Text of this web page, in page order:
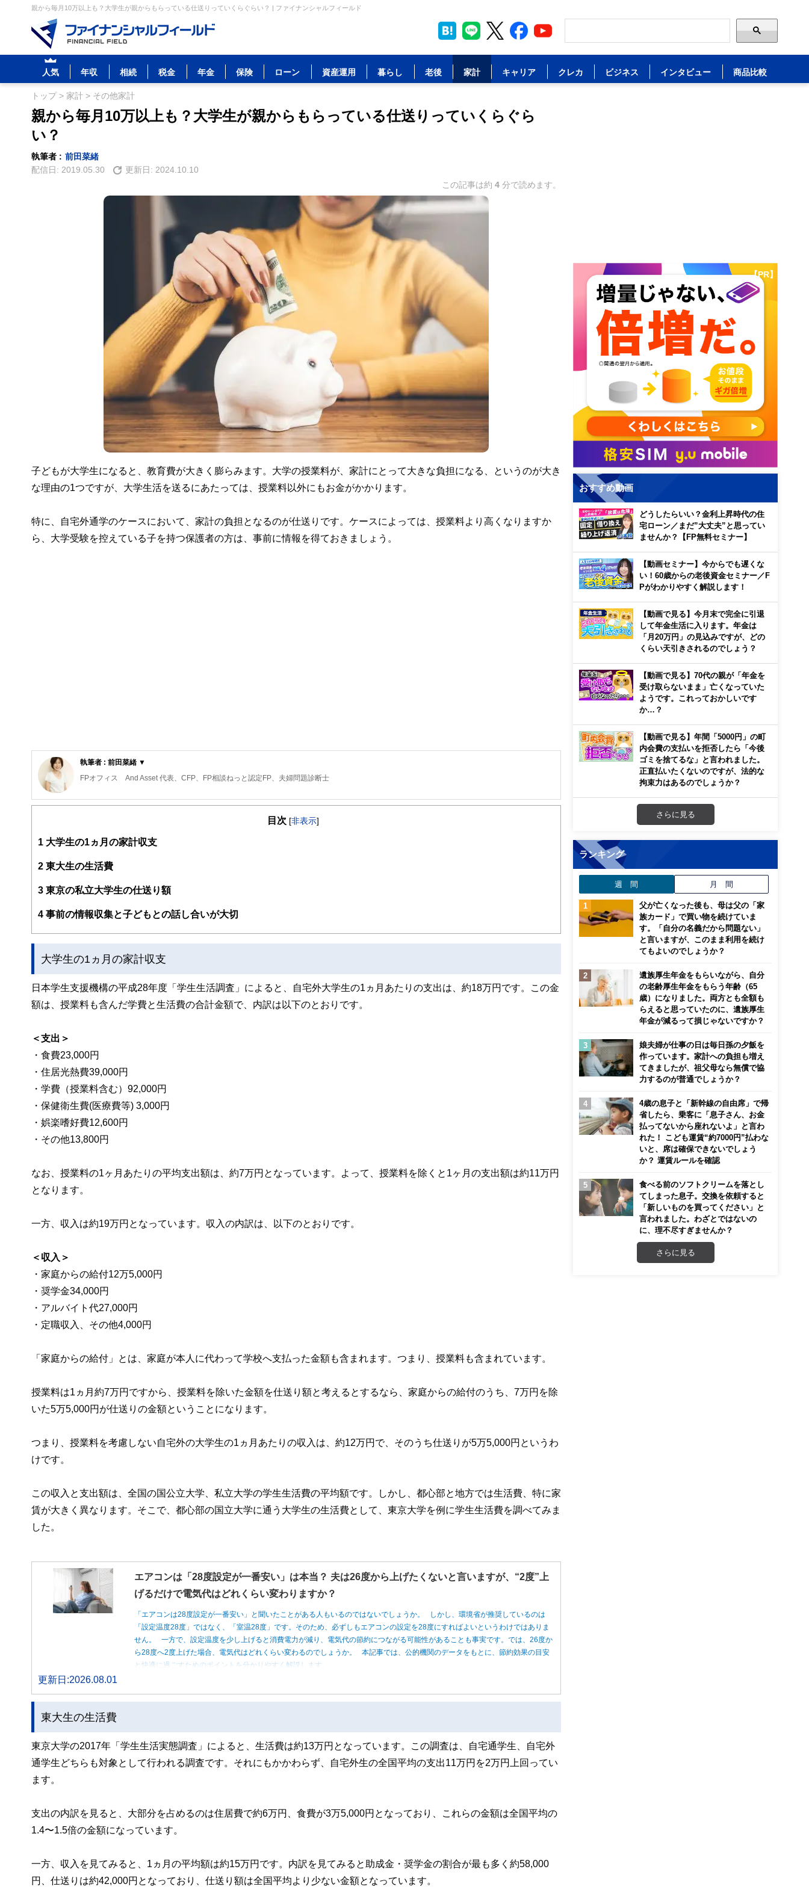
親から毎月10万以上も？大学生が親からもらっている仕送りっていくらぐらい？ | ファイナンシャルフィールド
人気 年収 相続 税金 年金 保険 ローン 資産運用 暮らし 老後 家計 キャリア クレカ ビジネス インタビュー 商品比較
トップ> 家計 > その他家計
親から毎月10万以上も？大学生が親からもらっている仕送りっていくらぐら
い？
執筆者 : 前田菜緒
配信日: 2019.05.30 更新日: 2024.10.10
この記事は約 4 分で読めます。
子どもが大学生になると、教育費が大きく膨らみます。大学の授業料が、家計にとって大きな負担になる、というのが大き
な理由の1つですが、大学生活を送るにあたっては、授業料以外にもお金がかかります。
特に、自宅外通学のケースにおいて、家計の負担となるのが仕送りです。ケースによっては、授業料より高くなりますか
ら、大学受験を控えている子を持つ保護者の方は、事前に情報を得ておきましょう。
執筆者 : 前田菜緒 ▼
FPオフィス And Asset 代表、CFP、FP相談ねっと認定FP、夫婦問題診断士
保険代理店勤務を経て独立。高齢出産夫婦が2人目を産み、マイホームを購入しても子どもが健全な環境で育ち、人生が黒字になるようライフプラ
https://www.andasset.net/
目次 [非表示]
1 大学生の1ヵ月の家計収支
2 東大生の生活費
3 東京の私立大学生の仕送り額
4 事前の情報収集と子どもとの話し合いが大切
大学生の1ヵ月の家計収支
日本学生支援機構の平成28年度「学生生活調査」によると、自宅外大学生の1ヵ月あたりの支出は、約18万円です。この金
額は、授業料も含んだ学費と生活費の合計金額で、内訳は以下のとおりです。
＜支出＞
・食費23,000円
・住居光熱費39,000円
・学費（授業料含む）92,000円
・保健衛生費(医療費等) 3,000円
・娯楽嗜好費12,600円
・その他13,800円
なお、授業料の1ヶ月あたりの平均支出額は、約7万円となっています。よって、授業料を除くと1ヶ月の支出額は約11万円
となります。
一方、収入は約19万円となっています。収入の内訳は、以下のとおりです。
＜収入＞
・家庭からの給付12万5,000円
・奨学金34,000円
・アルバイト代27,000円
・定職収入、その他4,000円
「家庭からの給付」とは、家庭が本人に代わって学校へ支払った金額も含まれます。つまり、授業料も含まれています。
授業料は1ヵ月約7万円ですから、授業料を除いた金額を仕送り額と考えるとするなら、家庭からの給付のうち、7万円を除
いた5万5,000円が仕送りの金額ということになります。
つまり、授業料を考慮しない自宅外の大学生の1ヵ月あたりの収入は、約12万円で、そのうち仕送りが5万5,000円というわ
けです。
この収入と支出額は、全国の国公立大学、私立大学の学生生活費の平均額です。しかし、都心部と地方では生活費、特に家
賃が大きく異なります。そこで、都心部の国立大学に通う大学生の生活費として、東京大学を例に学生生活費を調べてみま
した。
エアコンは「28度設定が一番安い」は本当？ 夫は26度から上げたくないと言いますが、“2度”上
げるだけで電気代はどれくらい変わりますか？
「エアコンは28度設定が一番安い」と聞いたことがある人もいるのではないでしょうか。 しかし、環境省が推奨しているのは
「設定温度28度」ではなく、「室温28度」です。そのため、必ずしもエアコンの設定を28度にすればよいというわけではありま
せん。 一方で、設定温度を少し上げると消費電力が減り、電気代の節約につながる可能性があることも事実です。では、26度か
ら28度へ2度上げた場合、電気代はどれくらい変わるのでしょうか。 本記事では、公的機関のデータをもとに、節約効果の目安
と快適に過ごすためのポイントを分かりやすく解説します。
更新日:2026.08.01
東大生の生活費
東京大学の2017年「学生生活実態調査」によると、生活費は約13万円となっています。この調査は、自宅通学生、自宅外
通学生どちらも対象として行われる調査です。それにもかかわらず、自宅外生の全国平均の支出11万円を2万円上回ってい
ます。
支出の内訳を見ると、大部分を占めるのは住居費で約6万円、食費が3万5,000円となっており、これらの金額は全国平均の
1.4〜1.5倍の金額になっています。
一方、収入を見てみると、1ヵ月の平均額は約15万円です。内訳を見てみると助成金・奨学金の割合が最も多く約58,000
円、仕送りは約42,000円となっており、仕送り額は全国平均より少ない金額となっています。
【PR】
おすすめ動画
どうしたらいい？金利上昇時代の住
宅ローン／まだ”大丈夫”と思ってい
ませんか？【FP無料セミナー】
【動画セミナー】今からでも遅くな
い！60歳からの老後資金セミナー／F
Pがわかりやすく解説します！
【動画で見る】今月末で完全に引退
して年金生活に入ります。年金は
「月20万円」の見込みですが、どの
くらい天引きされるのでしょう？
【動画で見る】70代の親が「年金を
受け取らないまま」亡くなっていた
ようです。これっておかしいです
か…？
【動画で見る】年間「5000円」の町
内会費の支払いを拒否したら「今後
ゴミを捨てるな」と言われました。
正直払いたくないのですが、法的な
拘束力はあるのでしょうか？
さらに見る
ランキング
週 間 月 間
父が亡くなった後も、母は父の「家
族カード」で買い物を続けていま
す。「自分の名義だから問題ない」
と言いますが、このまま利用を続け
てもよいのでしょうか？
遺族厚生年金をもらいながら、自分
の老齢厚生年金をもらう年齢（65
歳）になりました。両方とも全額も
らえると思っていたのに、遺族厚生
年金が減るって損じゃないですか？
娘夫婦が仕事の日は毎日孫の夕飯を
作っています。家計への負担も増え
てきましたが、祖父母なら無償で協
力するのが普通でしょうか？
4歳の息子と「新幹線の自由席」で帰
省したら、乗客に「息子さん、お金
払ってないから座れないよ」と言わ
れた！ こども運賃“約7000円”払わな
いと、席は確保できないでしょう
か？ 運賃ルールを確認
食べる前のソフトクリームを落とし
てしまった息子。交換を依頼すると
「新しいものを買ってください」と
言われました。わざとではないの
に、理不尽すぎませんか？
さらに見る